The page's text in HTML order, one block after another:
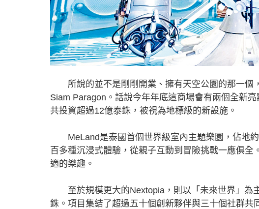
所說的並不是剛剛開業、擁有天空公園的那一個
Siam Paragon。話說今年年底這商場會有兩個全新
共投資超過12億泰銖，被視為地標級的新設施。
MeLand是泰國首個世界級室內主題樂園，佔地
百多種沉浸式體驗，從親子互動到冒險挑戰一應俱
適的樂趣。
至於規模更大的Nextopia，則以「未來世界」為
銖。項目集結了超過五十個創新夥伴與三十個社群